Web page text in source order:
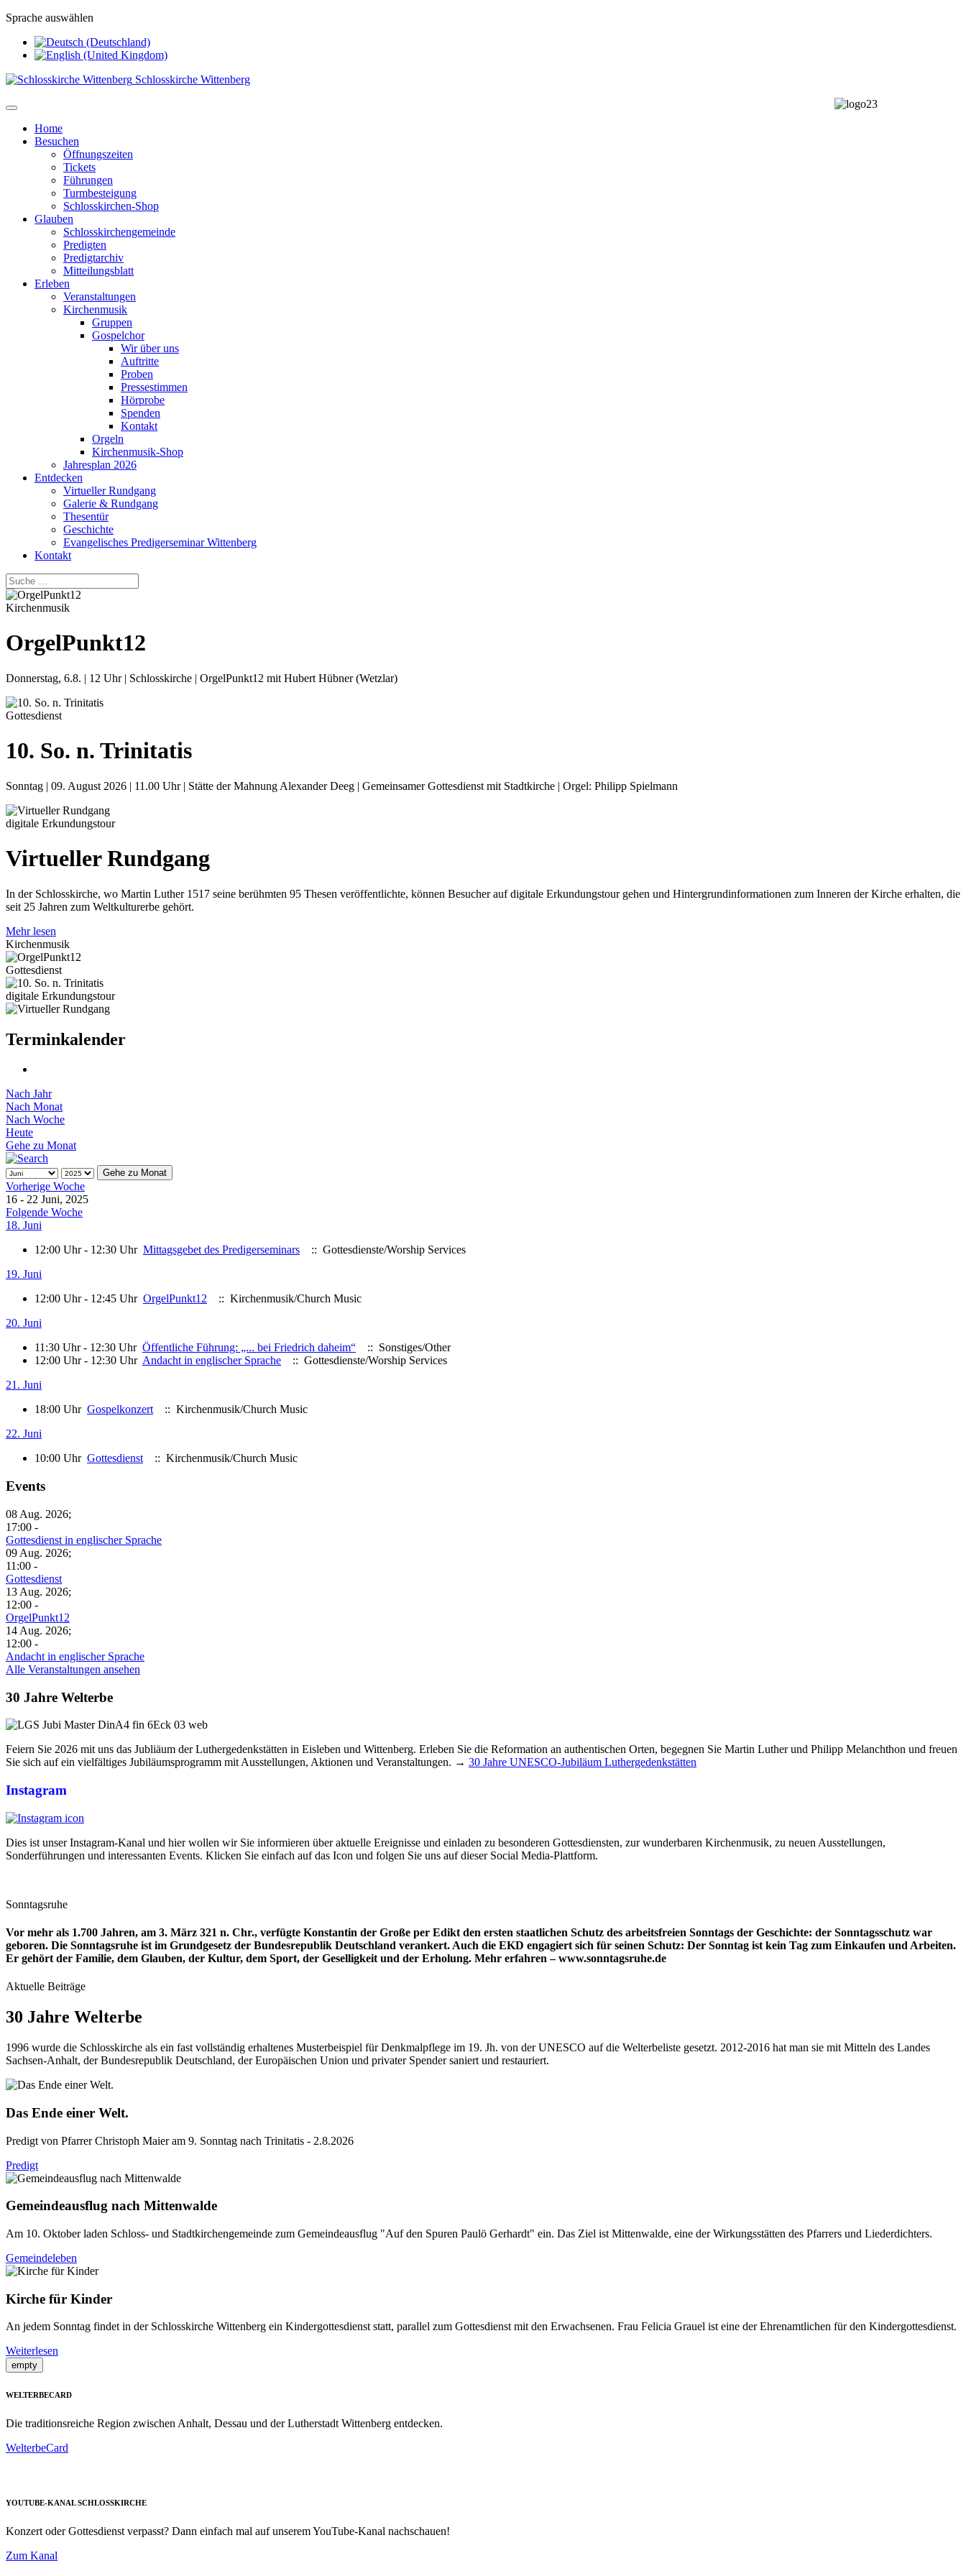
Sprache auswählen
Schlosskirche Wittenberg
Home
Besuchen
Öffnungszeiten
Tickets
Führungen
Turmbesteigung
Schlosskirchen-Shop
Glauben
Schlosskirchengemeinde
Predigten
Predigtarchiv
Mitteilungsblatt
Erleben
Veranstaltungen
Kirchenmusik
Gruppen
Gospelchor
Wir über uns
Auftritte
Proben
Pressestimmen
Hörprobe
Spenden
Kontakt
Orgeln
Kirchenmusik-Shop
Jahresplan 2026
Entdecken
Virtueller Rundgang
Galerie & Rundgang
Thesentür
Geschichte
Evangelisches Predigerseminar Wittenberg
Kontakt
Kirchenmusik
OrgelPunkt12
Donnerstag, 6.8. | 12 Uhr | Schlosskirche | OrgelPunkt12 mit Hubert Hübner (Wetzlar)
Gottesdienst
10. So. n. Trinitatis
Sonntag | 09. August 2026 | 11.00 Uhr | Stätte der Mahnung Alexander Deeg | Gemeinsamer Gottesdienst mit Stadtkirche | Orgel: Philipp Spielmann
digitale Erkundungstour
Virtueller Rundgang
In der Schlosskirche, wo Martin Luther 1517 seine berühmten 95 Thesen veröffentlichte, können Besucher auf digitale Erkundungstour gehen und Hintergrundinformationen zum Inneren der Kirche erhalten, die
seit 25 Jahren zum Weltkulturerbe gehört.
Mehr lesen
Kirchenmusik
Gottesdienst
digitale Erkundungstour
Terminkalender
Nach Jahr
Nach Monat
Nach Woche
Heute
Gehe zu Monat
Gehe zu Monat
Vorherige Woche
16 - 22 Juni, 2025
Folgende Woche
18. Juni
12:00 Uhr - 12:30 Uhr Mittagsgebet des Predigerseminars
:: Gottesdienste/Worship Services
19. Juni
12:00 Uhr - 12:45 Uhr OrgelPunkt12
:: Kirchenmusik/Church Music
20. Juni
11:30 Uhr - 12:30 Uhr Öffentliche Führung: „... bei Friedrich daheim“
:: Sonstiges/Other
12:00 Uhr - 12:30 Uhr Andacht in englischer Sprache
:: Gottesdienste/Worship Services
21. Juni
18:00 Uhr Gospelkonzert
:: Kirchenmusik/Church Music
22. Juni
10:00 Uhr Gottesdienst :: Kirchenmusik/Church Music
Events
08 Aug. 2026;
17:00 -
Gottesdienst in englischer Sprache
09 Aug. 2026;
11:00 -
Gottesdienst
13 Aug. 2026;
12:00 -
OrgelPunkt12
14 Aug. 2026;
12:00 -
Andacht in englischer Sprache
Alle Veranstaltungen ansehen
30 Jahre Welterbe
Feiern Sie 2026 mit uns das Jubliäum der Luthergedenkstätten in Eisleben und Wittenberg. Erleben Sie die Reformation an authentischen Orten, begegnen Sie Martin Luther und Philipp Melanchthon und freuen
Sie sich auf ein vielfältiges Jubiläumsprogramm mit Ausstellungen, Aktionen und Veranstaltungen. → 30 Jahre UNESCO-Jubiläum Luthergedenkstätten
Instagram
Dies ist unser Instagram-Kanal und hier wollen wir Sie informieren über aktuelle Ereignisse und einladen zu besonderen Gottesdiensten, zur wunderbaren Kirchenmusik, zu neuen Ausstellungen,
Sonderführungen und interessanten Events. Klicken Sie einfach auf das Icon und folgen Sie uns auf dieser Social Media-Plattform.
Sonntagsruhe
Vor mehr als 1.700 Jahren, am 3. März 321 n. Chr., verfügte Konstantin der Große per Edikt den ersten staatlichen Schutz des arbeitsfreien Sonntags der Geschichte: der Sonntagsschutz war
geboren. Die Sonntagsruhe ist im Grundgesetz der Bundesrepublik Deutschland verankert. Auch die EKD engagiert sich für seinen Schutz: Der Sonntag ist kein Tag zum Einkaufen und Arbeiten.
Er gehört der Familie, dem Glauben, der Kultur, dem Sport, der Geselligkeit und der Erholung. Mehr erfahren – www.sonntagsruhe.de
Aktuelle Beiträge
30 Jahre Welterbe
1996 wurde die Schlosskirche als ein fast vollständig erhaltenes Musterbeispiel für Denkmalpflege im 19. Jh. von der UNESCO auf die Welterbeliste gesetzt. 2012-2016 hat man sie mit Mitteln des Landes
Sachsen-Anhalt, der Bundesrepublik Deutschland, der Europäischen Union und privater Spender saniert und restauriert.
Das Ende einer Welt.
Predigt von Pfarrer Christoph Maier am 9. Sonntag nach Trinitatis - 2.8.2026
Predigt
Gemeindeausflug nach Mittenwalde
Am 10. Oktober laden Schloss- und Stadtkirchengemeinde zum Gemeindeausflug "Auf den Spuren Paulö Gerhardt" ein. Das Ziel ist Mittenwalde, eine der Wirkungsstätten des Pfarrers und Liederdichters.
Gemeindeleben
Kirche für Kinder
An jedem Sonntag findet in der Schlosskirche Wittenberg ein Kindergottesdienst statt, parallel zum Gottesdienst mit den Erwachsenen. Frau Felicia Grauel ist eine der Ehrenamtlichen für den Kindergottesdienst.
Weiterlesen
empty
WELTERBECARD
Die traditionsreiche Region zwischen Anhalt, Dessau und der Lutherstadt Wittenberg entdecken.
WelterbeCard
YOUTUBE-KANAL SCHLOSSKIRCHE
Konzert oder Gottesdienst verpasst? Dann einfach mal auf unserem YouTube-Kanal nachschauen!
Zum Kanal